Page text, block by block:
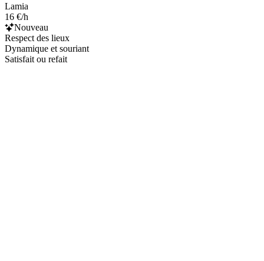
Lamia
16 €/h
Nouveau
Respect des lieux
Dynamique et souriant
Satisfait ou refait